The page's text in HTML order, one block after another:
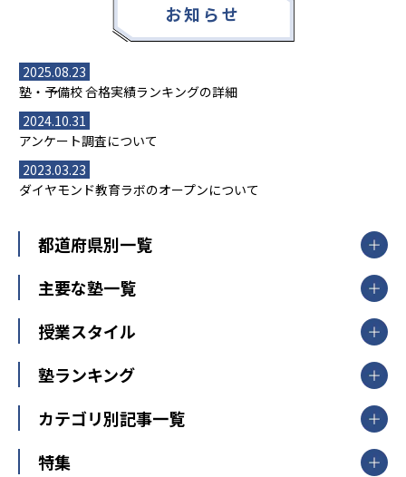
お知らせ
2025.08.23
塾・予備校 合格実績ランキングの詳細
2024.10.31
アンケート調査について
2023.03.23
ダイヤモンド教育ラボのオープンについて
都道府県別一覧
北海道・東北
山形県
福島県
関東
東京都
神奈川県
茨城県
栃木県
群馬県
新潟県
主要な塾一覧
【掲載塾一覧を見る】
東京個別指導学院
明光義塾
個別教室のトライ
授業スタイル
個別指導
オンライン指導
塾ランキング
中学受験ランキング
カテゴリ別記事一覧
中学受験
特集